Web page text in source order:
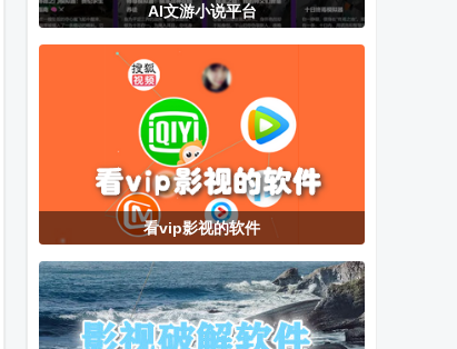
Geek TV 免费
DB-Rader阅
鲁大师AiNAS
AI文游小说平台
看vip影视的软件